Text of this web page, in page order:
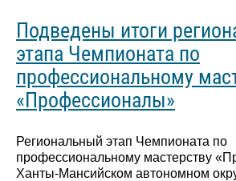
Подведены итоги
этапа Чемпионата по
профессиональному
«Профессионалы»
Региональный этап Чемпионата по
профессиональному мастерству
Ханты-Мансийском автономном